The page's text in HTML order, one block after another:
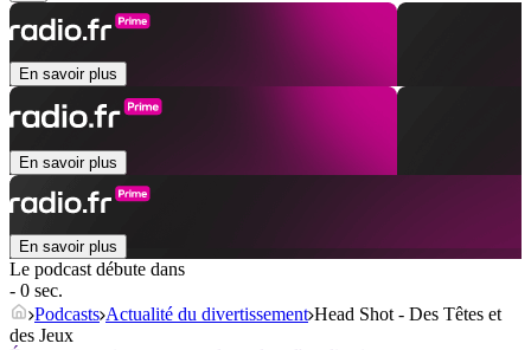
En savoir plus
En savoir plus
En savoir plus
Le podcast débute dans
- 0 sec.
Podcasts Actualité du divertissement Head Shot - Des Têtes et
des Jeux